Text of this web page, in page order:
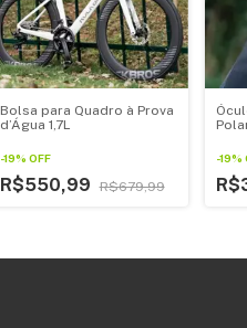
Bolsa para Quadro à Prova
d’Água 1,7L
-19% OFF
R$550,99 R$679,99
-19%